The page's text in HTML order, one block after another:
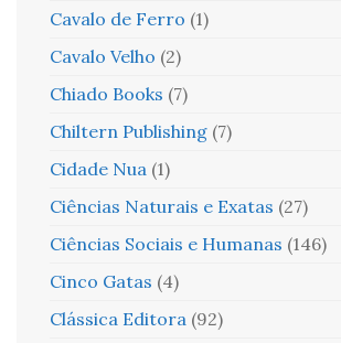
Cavalo de Ferro (1)
Cavalo Velho (2)
Chiado Books (7)
Chiltern Publishing (7)
Cidade Nua (1)
Ciências Naturais e Exatas (27)
Ciências Sociais e Humanas (146)
Cinco Gatas (4)
Clássica Editora (92)